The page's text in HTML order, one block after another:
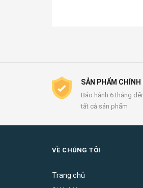
SẢN PHẨM CHÍNH
Bảo hành 6 tháng
tất cả sản phẩm
VỀ CHÚNG TÔI
Trang chủ